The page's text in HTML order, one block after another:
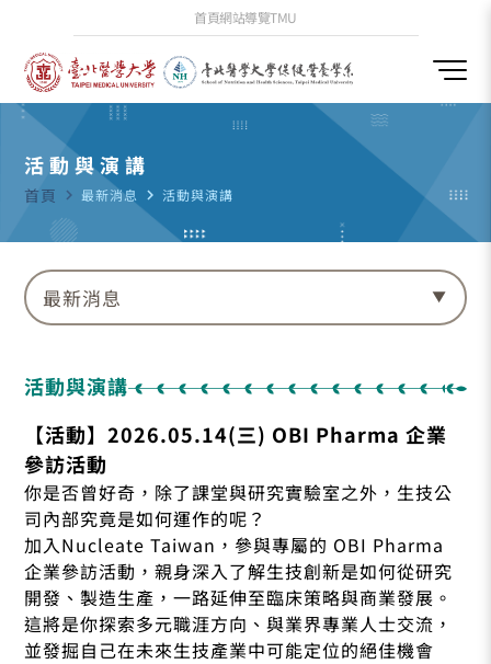
首頁網站導覽TMU
活動與演講
首頁 navigate_next 最新消息 navigate_next 活動與演講
最新消息
活動與演講
【活動】2026.05.14(三) OBI Pharma 企業
參訪活動
你是否曾好奇，除了課堂與研究實驗室之外，生技公
司內部究竟是如何運作的呢？
​加入Nucleate Taiwan，參與專屬的 OBI Pharma
企業參訪活動，親身深入了解生技創新是如何從研究
開發、製造生產，一路延伸至臨床策略與商業發展。​
這將是你探索多元職涯方向、與業界專業人士交流，
並發掘自己在未來生技產業中可能定位的絕佳機會